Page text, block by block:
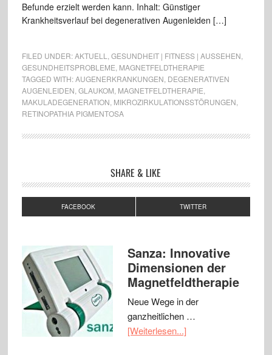
Befunde erzielt werden kann. Inhalt: Günstiger
Krankheitsverlauf bei degenerativen Augenleiden […]
FILED UNDER:AKTUELL GESUNDHEIT | FITNESS | AUSSEHEN
GESUNDHEITSPROBLEME MAGNETFELDTHERAPIE
TAGGED WITH:AUGENERKRANKUNGEN DEGENERATIVEN
AUGENLEIDEN GLAUKOM MAGNETFELDTHERAPIE
MAKULADEGENERATION MIKROZIRKULATIONSSTÖRUNGEN
RETINOPATHIA PIGMENTOSA
SHARE & LIKE
FACEBOOK TWITTER
Sanza: Innovative
Dimensionen der
Magnetfeldtherapie
Neue Wege in der
ganzheitlichen …
[Weiterlesen...]